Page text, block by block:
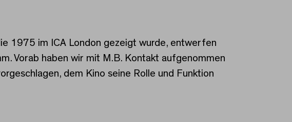
1975 im ICA London gezeigt wurde, entwerfen
Vorab haben wir mit M.B. Kontakt aufgenommen
dem Kino seine Rolle und Funktion